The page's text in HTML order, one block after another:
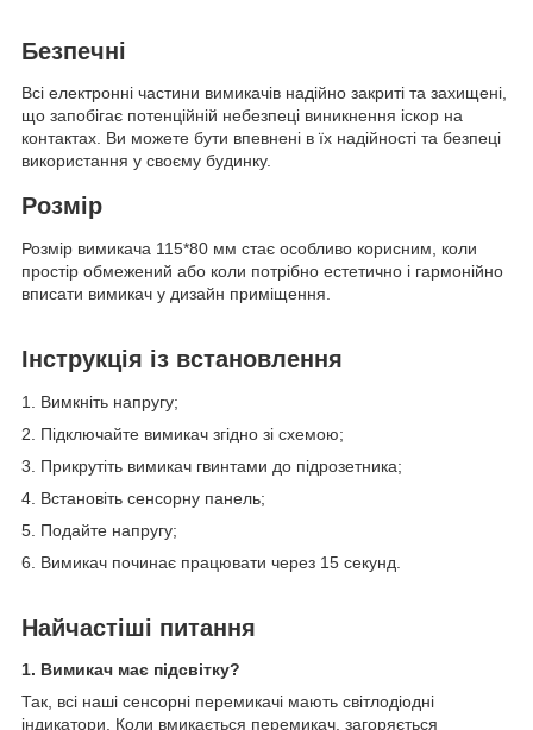
Безпечні
Всі електронні частини вимикачів надійно закриті та захищені,
що запобігає потенційній небезпеці виникнення іскор на
контактах. Ви можете бути впевнені в їх надійності та безпеці
використання у своєму будинку.
Розмір
Розмір вимикача 115*80 мм стає особливо корисним, коли
простір обмежений або коли потрібно естетично і гармонійно
вписати вимикач у дизайн приміщення.
Інструкція із встановлення
1. Вимкніть напругу;
2. Підключайте вимикач згідно зі схемою;
3. Прикрутіть вимикач гвинтами до підрозетника;
4. Встановіть сенсорну панель;
5. Подайте напругу;
6. Вимикач починає працювати через 15 секунд.
Найчастіші питання
1. Вимикач має підсвітку?
Так, всі наші сенсорні перемикачі мають світлодіодні
індикатори. Коли вмикається перемикач, загоряється